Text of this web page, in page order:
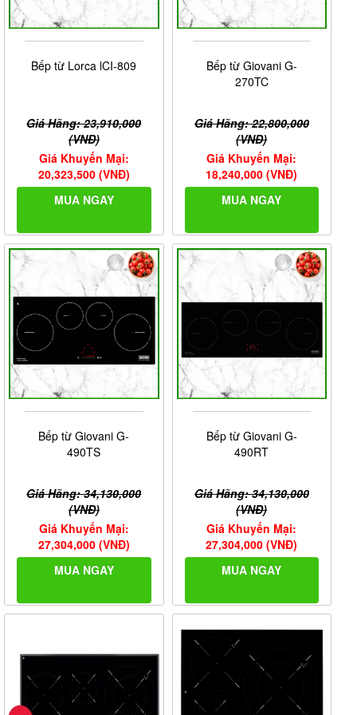
Bảo hành điện tử
– Bảo hành 3 năm linh kiện và mặt kính kể từ ngày mua
– Khi bảo hành, khách hàng phải cung cấp : Phiếu bảo
hành ( có ghi đầy đủ thông tin) .
– Sản phẩm được bảo hành tại nhà khách hàng
bếp từ Giovani G 490RT.
Bếp từ Lorca lCI-809
Giá Hãng: 23,910,000
(VNĐ)
Giá Khuyến Mại:
20,323,500 (VNĐ)
MUA NGAY
Bếp từ Giovani G-
270TC
Giá Hãng: 22,800,000
(VNĐ)
Giá Khuyến Mại:
18,240,000 (VNĐ)
MUA NGAY
Bếp từ Giovani G-
490TS
Giá Hãng: 34,130,000
(VNĐ)
Giá Khuyến Mại:
27,304,000 (VNĐ)
MUA NGAY
Bếp từ Giovani G-
490RT
Giá Hãng: 34,130,000
(VNĐ)
Giá Khuyến Mại:
27,304,000 (VNĐ)
MUA NGAY